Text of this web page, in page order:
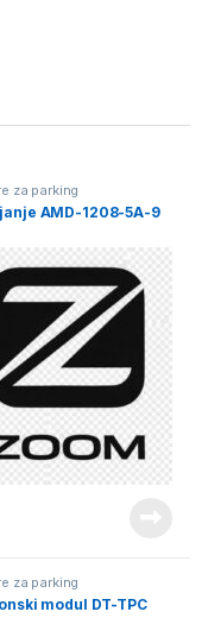
za parking
AMD-1208-5A-9
za parking
modul DT-TPC